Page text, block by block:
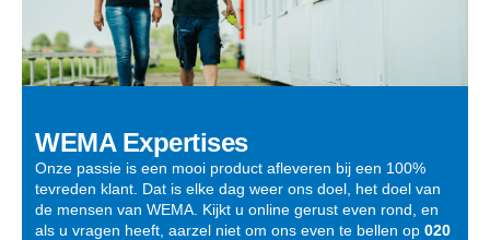
WEMA Expertises
Onze passie is een mooi product afleveren bij een 100%
tevreden klant. Dat is elke dag weer ons doel, het doel van
de mensen van WEMA. Kijkt u online gerust even rond, en
als u vragen heeft, aarzel niet om ons even te bellen op020